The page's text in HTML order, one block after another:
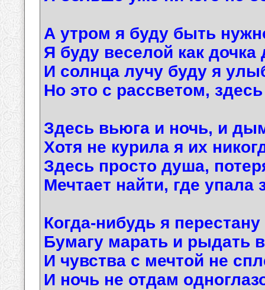
А утром я буду быть
Я буду веселой как дочка
И солнца лучу буду я
Но это с рассветом,
Здесь вьюга и ночь, и
Хотя не курила я их
Здесь просто душа,
Мечтает найти, где упала
Когда-нибудь я
Бумагу марать и рыдать
И чувства с мечтой не
И ночь не отдам